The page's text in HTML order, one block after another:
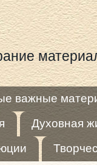
важные
Духовная